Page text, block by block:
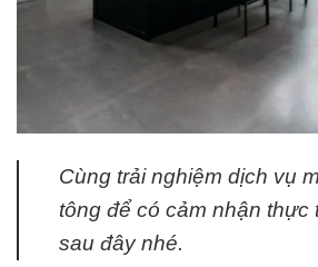
Cùng trải nghiệm dịch vụ
tông để có cảm nhận thực
sau đây nhé.